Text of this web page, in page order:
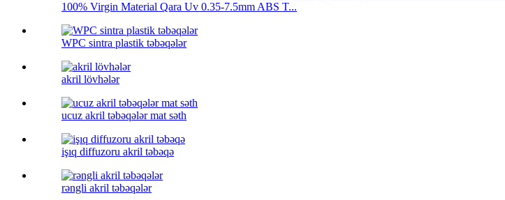
100% Virgin Material Qara Uv 0.35-7.5mm ABS T...
WPC sintra plastik təbəqələr
akril lövhələr
ucuz akril təbəqələr mat səth
işıq diffuzoru akril təbəqə
rəngli akril təbəqələr